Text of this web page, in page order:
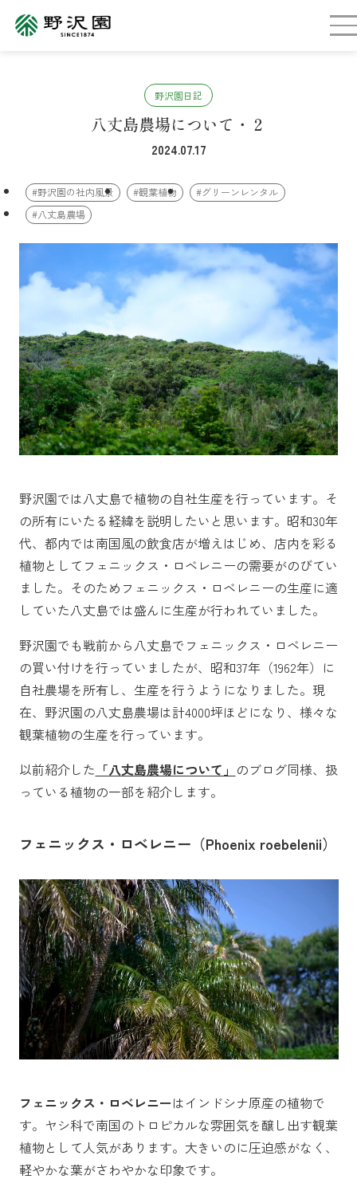
野沢園日記
八丈島農場について・２
2024.07.17
#野沢園の社内風景 #観葉植物
#グリーンレンタル
#八丈島農場
野沢園では八丈島で植物の自社生産を行っています。そ
の所有にいたる経緯を説明したいと思います。昭和30年
代、都内では南国風の飲食店が増えはじめ、店内を彩る
植物としてフェニックス・ロベレニーの需要がのびてい
ました。そのためフェニックス・ロベレニーの生産に適
していた八丈島では盛んに生産が行われていました。
野沢園でも戦前から八丈島でフェニックス・ロベレニー
の買い付けを行っていましたが、昭和37年（1962年）に
自社農場を所有し、生産を行うようになりました。現
在、野沢園の八丈島農場は計4000坪ほどになり、様々な
観葉植物の生産を行っています。
以前紹介した 「八丈島農場について」 のブログ同様、扱
っている植物の一部を紹介します。
フェニックス・ロベレニー（Phoenix roebelenii）
フェニックス・ロベレニーはインドシナ原産の植物で
す。ヤシ科で南国のトロピカルな雰囲気を醸し出す観葉
植物として人気があります。大きいのに圧迫感がなく、
軽やかな葉がさわやかな印象です。